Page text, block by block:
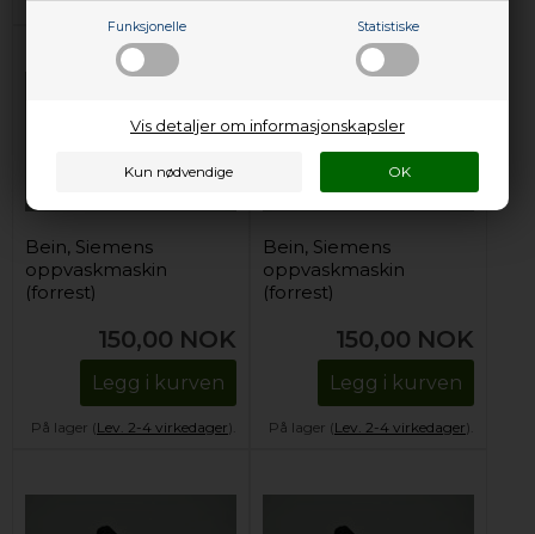
Funksjonelle Statistiske
Vis detaljer om informasjonskapsler
Bein, Siemens
oppvaskmaskin
(forrest)
150,00 NOK
Legg i kurven
På lager (Lev. 2-4 virkedager).
Bein, Siemens
oppvaskmaskin
(forrest)
150,00 NOK
Legg i kurven
På lager (Lev. 2-4 virkedager).